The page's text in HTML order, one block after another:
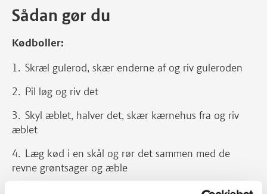
Sådan gør du
Kødboller:
Skræl gulerod, skær enderne af og riv guleroden
Pil løg og riv det
Skyl æblet, halver det, skær kærnehus fra og riv
æblet
Læg kød i en skål og rør det sammen med de
revne grøntsager og æble